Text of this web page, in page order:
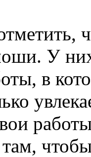
У
в